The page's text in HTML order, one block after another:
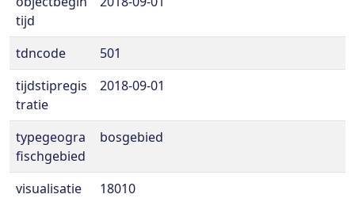
tijd
tdncode
501
tijdstipregis
tratie
2018-09-01
typegeogra
fischgebied
bosgebied
visualisatie
18010